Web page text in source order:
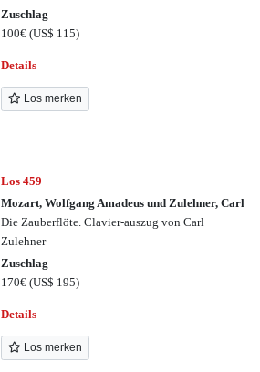
Zuschlag
100€(US$ 115)
Details
Los merken
Los 459
Mozart, Wolfgang Amadeus und Zulehner, Carl
Die Zauberflöte. Clavier-auszug von Carl
Zulehner
Zuschlag
170€(US$ 195)
Details
Los merken